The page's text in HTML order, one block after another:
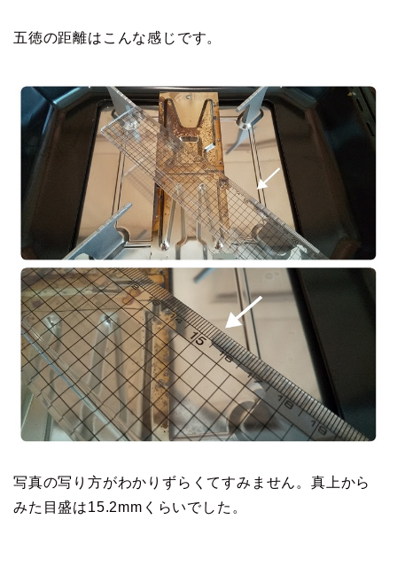
五徳の距離はこんな感じです。
写真の写り方がわかりずらくてすみません。真上から
みた目盛は15.2mmくらいでした。